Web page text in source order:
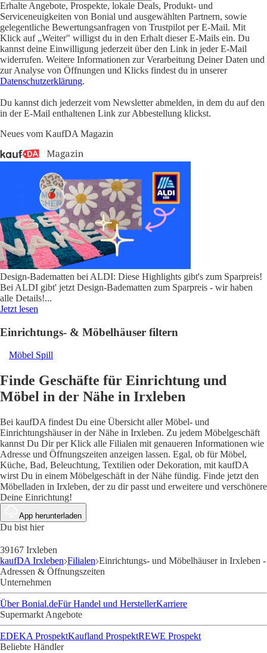
Erhalte Angebote, Prospekte, lokale Deals, Produkt- und
Serviceneuigkeiten von Bonial und ausgewählten Partnern, sowie
gelegentliche Bewertungsanfragen von Trustpilot per E-Mail. Mit
Klick auf „Weiter" willigst du in den Erhalt dieser E-Mails ein. Du
kannst deine Einwilligung jederzeit über den Link in jeder E-Mail
widerrufen. Weitere Informationen zur Verarbeitung Deiner Daten und
zur Analyse von Öffnungen und Klicks findest du in unserer
Datenschutzerklärung.
Du kannst dich jederzeit vom Newsletter abmelden, in dem du auf den
in der E-Mail enthaltenen Link zur Abbestellung klickst.
Neues vom KaufDA Magazin
Design-Badematten bei ALDI: Diese Highlights gibt's zum Sparpreis!
Bei ALDI gibt' jetzt Design-Badematten zum Sparpreis - wir haben
alle Details!...
Jetzt lesen
Einrichtungs- & Möbelhäuser filtern
Möbel Spill
Finde Geschäfte für Einrichtung und
Möbel in der Nähe in Irxleben
Bei kaufDA findest Du eine Übersicht aller Möbel- und
Einrichtungshäuser in der Nähe in Irxleben. Zu jedem Möbelgeschäft
kannst Du Dir per Klick alle Filialen mit genaueren Informationen wie
Adresse und Öffnungszeiten anzeigen lassen. Egal, ob für Möbel,
Küche, Bad, Beleuchtung, Textilien oder Dekoration, mit kaufDA
wirst Du in einem Möbelgeschäft in der Nähe fündig. Finde jetzt den
Möbelladen in Irxleben, der zu dir passt und erweitere und verschönere
Deine Einrichtung!
App herunterladen
Du bist hier
39167 Irxleben
kaufDA Irxleben Filialen Einrichtungs- und Möbelhäuser in Irxleben -
Adressen & Öffnungszeiten
Unternehmen
Über Bonial.deFür Handel und HerstellerKarriere
Supermarkt Angebote
EDEKA ProspektKaufland ProspektREWE Prospekt
Beliebte Händler